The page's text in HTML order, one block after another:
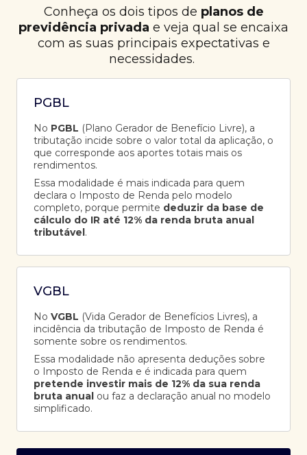
Conheça os dois tipos de planos de
previdência privada e veja qual se encaixa
com as suas principais expectativas e
necessidades.
PGBL
No PGBL (Plano Gerador de Benefício Livre), a
tributação incide sobre o valor total da aplicação, o
que corresponde aos aportes totais mais os
rendimentos.
Essa modalidade é mais indicada para quem
declara o Imposto de Renda pelo modelo
completo, porque permite deduzir da base de
cálculo do IR até 12% da renda bruta anual
tributável.
VGBL
No VGBL (Vida Gerador de Benefícios Livres), a
incidência da tributação de Imposto de Renda é
somente sobre os rendimentos.
Essa modalidade não apresenta deduções sobre
o Imposto de Renda e é indicada para quem
pretende investir mais de 12% da sua renda
bruta anual ou faz a declaração anual no modelo
simplificado.